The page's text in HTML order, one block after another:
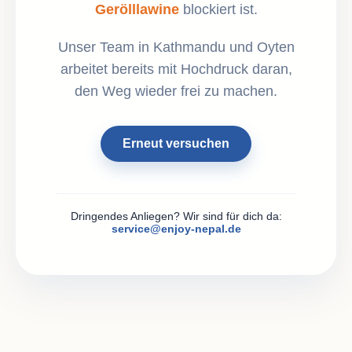
Gerölllawineblockiert ist.
Unser Team in Kathmandu und Oyten
arbeitet bereits mit Hochdruck daran,
den Weg wieder frei zu machen.
Erneut versuchen
Dringendes Anliegen? Wir sind für dich da:
service@enjoy-nepal.de